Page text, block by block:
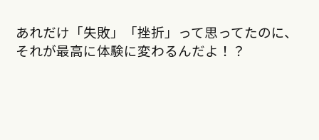
あれだけ「失敗」「挫折」って思ってたのに、
それが最高に体験に変わるんだよ！？